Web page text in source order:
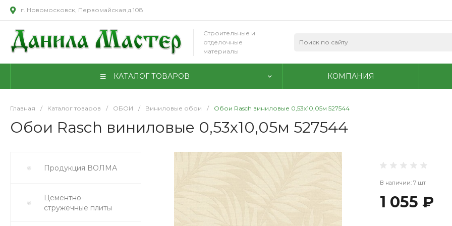
г. Новомосковск, Первомайская д.108
Строительные и
отделочные
материалы
КАТАЛОГ ТОВАРОВ КОМПАНИЯ
Главная / Каталог товаров / ОБОИ / Виниловые обои / Обои Rasch виниловые 0,53х10,05м 527544
Обои Rasch виниловые 0,53х10,05м 527544
Продукция ВОЛМА
Цементно-
стружечные плиты
В наличии: 7 шт
1 055 ₽